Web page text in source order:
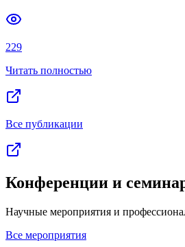
229
Читать полностью
Все публикации
Конференции и
Научные мероприятия и
Все мероприятия